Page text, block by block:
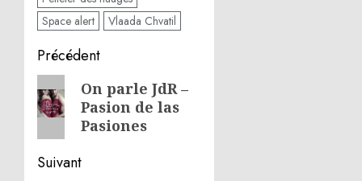
Space alert
Vlaada Chvatil
Navigation
d’article
Précédent
Article
précédent:
On parle JdR –
Pasion de las
Pasiones
Suivant